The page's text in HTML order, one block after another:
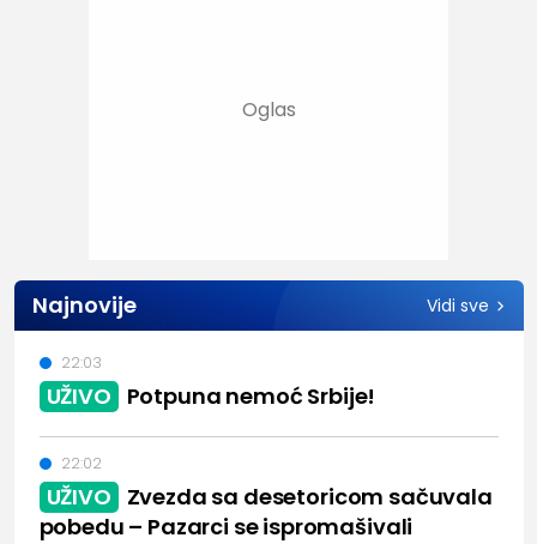
Najnovije Vidi sve
UŽIVO Potpuna nemoć Srbije!
22:03
UŽIVO Zvezda sa desetoricom sačuvala
pobedu – Pazarci se ispromašivali
22:02